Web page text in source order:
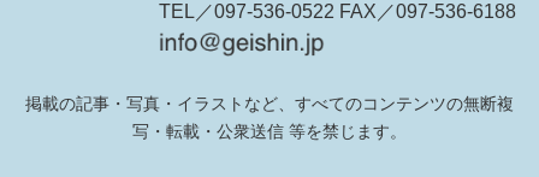
TEL／097-536-0522 FAX／097-536-6188
掲載の記事・写真・イラストなど、すべてのコンテンツの無断複
写・転載・公衆送信 等を禁じます。